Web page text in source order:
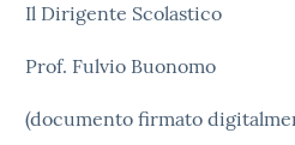
Il Dirigente Scolastico
Prof. Fulvio Buonomo
(documento firmato